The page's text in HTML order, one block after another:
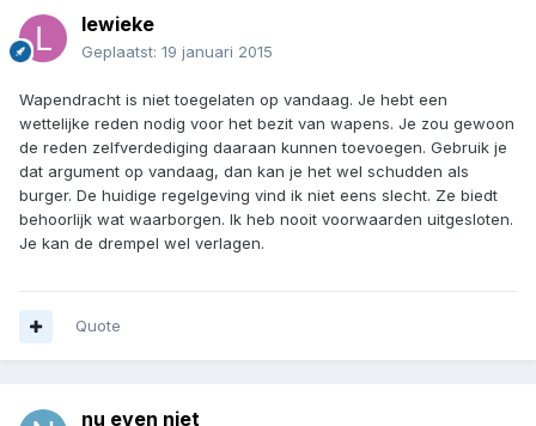
lewieke
Geplaatst: 19 januari 2015
Wapendracht is niet toegelaten op vandaag. Je hebt een
wettelijke reden nodig voor het bezit van wapens. Je zou gewoon
de reden zelfverdediging daaraan kunnen toevoegen. Gebruik je
dat argument op vandaag, dan kan je het wel schudden als
burger. De huidige regelgeving vind ik niet eens slecht. Ze biedt
behoorlijk wat waarborgen. Ik heb nooit voorwaarden uitgesloten.
Je kan de drempel wel verlagen.
Quote
nu even niet